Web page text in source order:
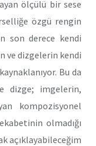
ölçülü bir sese
özgü rengin
son derece kendi
ve dizgelerin kendi
Bu da
dizge; imgelerin,
kompozisyonel
olmadığı
açıklayabileceğim